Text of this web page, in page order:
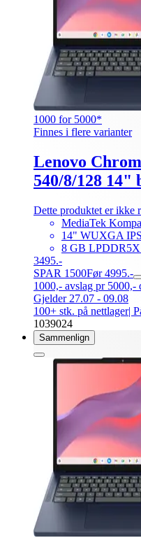
1000 for 5000*
Finnes i flere varianter
Lenovo
540/8/128
Dette produktet er ikke
MediaTek
14" WUXGA
8 GB
3495.-
SPAR 1500Før 4995.-
1000,- avslag pr 5000,-
Gjelder 27.07 - 09.08
100+ stk. på nettlager|
1039024
Sammenlign